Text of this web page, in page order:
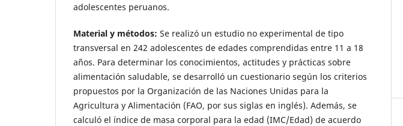
adolescentes peruanos.
Material y métodos: Se realizó un estudio no experimental de tipo
transversal en 242 adolescentes de edades comprendidas entre 11 a 18
años. Para determinar los conocimientos, actitudes y prácticas sobre
alimentación saludable, se desarrolló un cuestionario según los criterios
propuestos por la Organización de las Naciones Unidas para la
Agricultura y Alimentación (FAO, por sus siglas en inglés). Además, se
calculó el índice de masa corporal para la edad (IMC/Edad) de acuerdo